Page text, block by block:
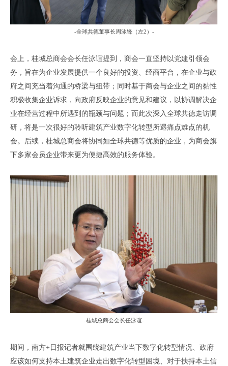
-全球共德董事长周泳锋（左2） -
会上，桂城总商会会长任泳谊提到，商会一直坚持以党建引领会
务，旨在为企业发展提供一个良好的投资、经商平台，在企业与政
府之间充当着沟通的桥梁与纽带；同时基于商会与企业之间的黏性
积极收集企业诉求，向政府反映企业的意见和建议，以协调解决企
业在经营过程中所遇到的瓶颈与问题；而此次深入全球共德走访调
研，将是一次很好的聆听建筑产业数字化转型所遇痛点难点的机
会。后续，桂城总商会将协同如全球共德等优质的企业，为商会旗
下多家会员企业带来更为便捷高效的服务体验。
-桂城总商会会长任泳谊-
期间 ， 南方+ 日报记者就围绕建筑产业当下数字化转型情况、 政府
应该如何支持本土建筑企业走出数字化转型困境、对于扶持本土信